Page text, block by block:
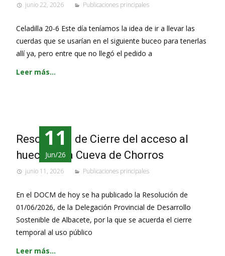
junio 22, 2026 Publicaciones principales
Celadilla 20-6 Este día teníamos la idea de ir a llevar las
cuerdas que se usarían en el siguiente buceo para tenerlas
allí ya, pero entre que no llegó el pedido a
Leer más…
11
Jun/26
Resolución de Cierre del acceso al
hueco de la Cueva de Chorros
junio 11, 2026 Publicaciones principales
En el DOCM de hoy se ha publicado la Resolución de
01/06/2026, de la Delegación Provincial de Desarrollo
Sostenible de Albacete, por la que se acuerda el cierre
temporal al uso público
Leer más…